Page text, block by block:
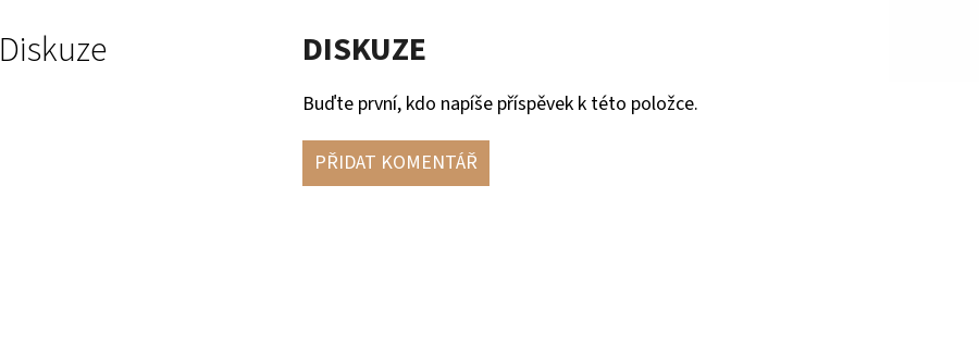
Diskuze DISKUZE
Buďte první, kdo napíše příspěvek k této položce.
PŘIDAT KOMENTÁŘ